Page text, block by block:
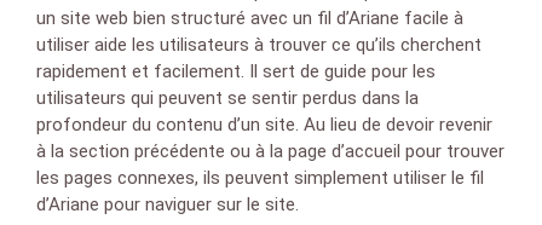
un site web bien structuré avec un fil d’Ariane facile à
utiliser aide les utilisateurs à trouver ce qu’ils cherchent
rapidement et facilement. Il sert de guide pour les
utilisateurs qui peuvent se sentir perdus dans la
profondeur du contenu d’un site. Au lieu de devoir revenir
à la section précédente ou à la page d’accueil pour trouver
les pages connexes, ils peuvent simplement utiliser le fil
d’Ariane pour naviguer sur le site.